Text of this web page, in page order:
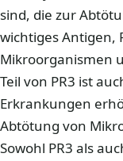
sind, die zur
wichtiges Antigen,
Mikroorganismen
Teil von PR3 ist
Erkrankungen
Abtötung von
Sowohl PR3 als